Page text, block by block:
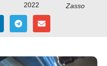
2022
Zasso